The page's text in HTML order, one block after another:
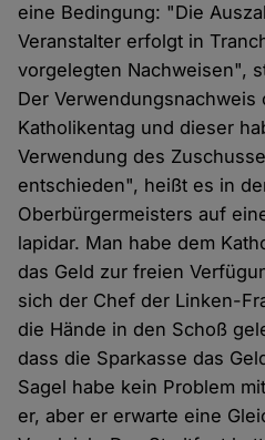
eine Bedingung: "Die
Veranstalter erfolgt in
vorgelegten Nachweisen",
Der Verwendungsnachweis
Katholikentag und dieser
Verwendung des
entschieden", heißt es in
Oberbürgermeisters auf
lapidar. Man habe dem
das Geld zur freien
sich der Chef der Linken-
die Hände in den Schoß
dass die Sparkasse das
Sagel habe kein Problem
er, aber er erwarte eine